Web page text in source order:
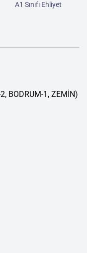
A1 Sınıfı Ehliyet
BODRUM-1, ZEMİN)